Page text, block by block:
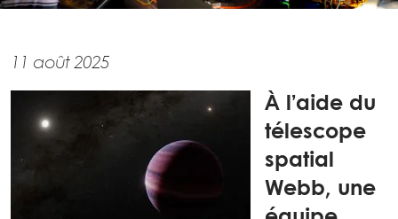
11 août 2025
À l’aide du
télescope
spatial
Webb, une